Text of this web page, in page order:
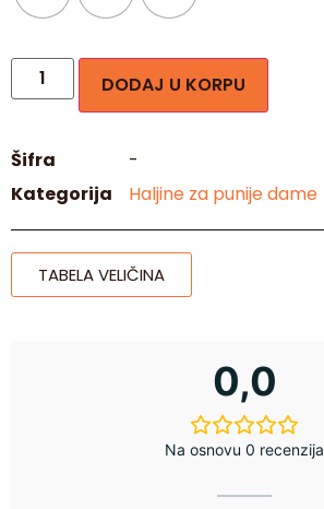
DODAJ U KORPU
Šifra
-
Kategorija
Haljine za punije dame
TABELA VELIČINA
0,0
Na osnovu 0 recenzija